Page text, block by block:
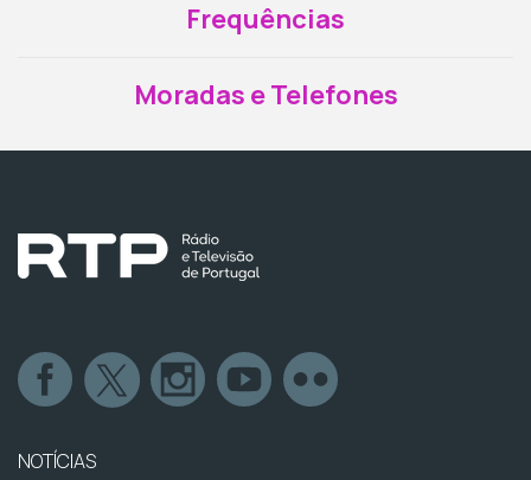
Frequências
Moradas e Telefones
NOTÍCIAS